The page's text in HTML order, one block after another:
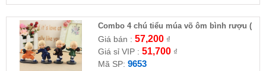
Combo 4 chú tiểu múa võ ôm bình rượu (
HĐ )
Giá bán : 57,200₫
Giá sỉ VIP : 51,700₫
Mã SP: 9653